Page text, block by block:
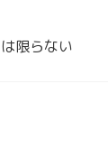
限らない